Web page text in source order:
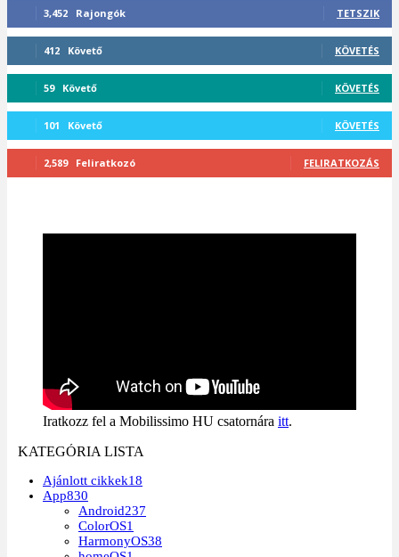
3,452 Rajongók TETSZIK
412 Követő KÖVETÉS
59 Követő KÖVETÉS
101 Követő KÖVETÉS
2,589 Feliratkozó FELIRATKOZÁS
Iratkozz fel a Mobilissimo HU csatornára itt.
KATEGÓRIA LISTA
Ajánlott cikkek18
App830
Android237
ColorOS1
HarmonyOS38